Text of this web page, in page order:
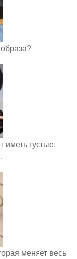
густые,
меняет весь